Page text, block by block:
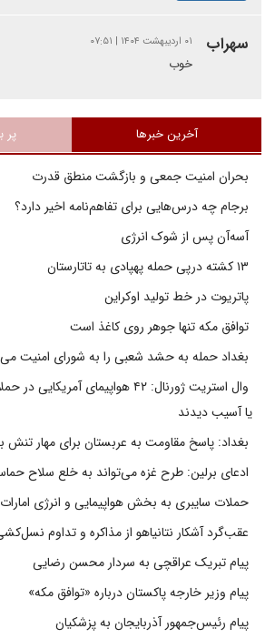
سهراب ۰۱ اردیبهشت ۱۴۰۴ | ۰۷:۵۱
خوب
آخرین خبرها پر
بحران امنیت جمعی و بازگشت منطق قدرت
برجام چه درس‌هایی برای تفاهم‌نامه اخیر دارد؟
آسه‌آن پس از شوک انرژی
پاتریوت در خط تولید اوکراین
توافق مکه تنها جوهر روی کاغذ است
بغداد حمله به حشد شعبی را به شورای امنیت
وال استریت ژورنال: ۴۲ هواپیمای
یا آسیب دیدند
بغداد: پاسخ مقاومت به عربستان برای مهار تنش
ادعای برلین: طرح غزه می‌تواند به خلع سلاح
حملات سایبری به بخش هواپیمایی و انرژی امارات
عقب‌گرد آشکار نتانیاهو از مذاکره و تداوم
پیام تبریک عراقچی به سردار محسن رضایی
پیام وزیر خارجه پاکستان درباره «توافق مکه»
پیام رئیس‌جمهور آذربایجان به پزشکیان